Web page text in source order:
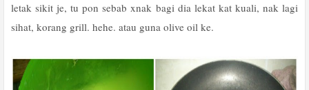
letak sikit je, tu pon sebab xnak bagi dia lekat kat kuali, nak lagi
sihat, korang grill. hehe. atau guna olive oil ke.